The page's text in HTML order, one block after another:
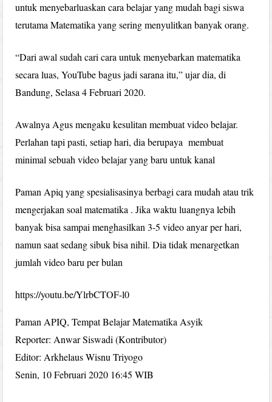
untuk menyebarluaskan cara belajar yang mudah bagi siswa
terutama Matematika yang sering menyulitkan banyak orang.
“Dari awal sudah cari cara untuk menyebarkan matematika
secara luas, YouTube bagus jadi sarana itu,” ujar dia, di
Bandung, Selasa 4 Februari 2020.
Awalnya Agus mengaku kesulitan membuat video belajar.
Perlahan tapi pasti, setiap hari, dia berupaya membuat
minimal sebuah video belajar yang baru untuk kanal
Paman Apiq yang spesialisasinya berbagi cara mudah atau trik
mengerjakan soal matematika . Jika waktu luangnya lebih
banyak bisa sampai menghasilkan 3-5 video anyar per hari,
namun saat sedang sibuk bisa nihil. Dia tidak menargetkan
jumlah video baru per bulan
https://youtu.be/YlrbCTOF-l0
Paman APIQ, Tempat Belajar Matematika Asyik
Reporter: Anwar Siswadi (Kontributor)
Editor: Arkhelaus Wisnu Triyogo
Senin, 10 Februari 2020 16:45 WIB